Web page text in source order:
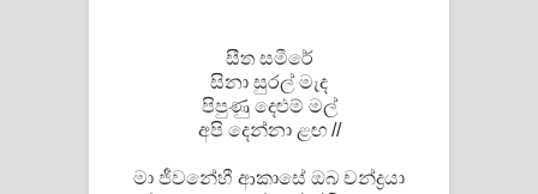
ගීතයේ පද පෙළ
Pa Sina Song Lyrics - පෑ සිනා ගීතයේ
පද පෙළ
සීත සමීරේ
සිනා සුරල් මැද
පිපුණු දෙළුම් මල්
අපි දෙන්නා ළඟ //
මා ජීවනේහී ආකාසේ ඔබ චන්ද්‍රයා